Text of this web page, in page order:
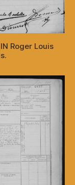
Roger Louis